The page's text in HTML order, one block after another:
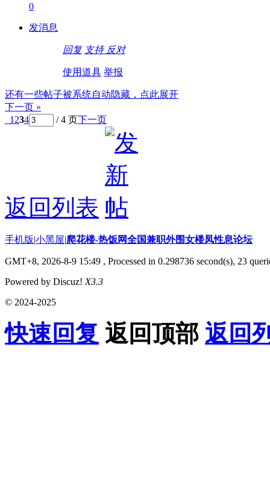
0
发消息
回复 支持 反对
使用道具 举报
还有一些帖子被系统自动隐藏，点此展开
下一页 »
1 234 / 4 页下一页
返回列表
手机版|小黑屋|爬花楼-热饭网全国兼职外围女楼凤性息论坛
GMT+8, 2026-8-9 15:49 , Processed in 0.298736 second(s), 23
Powered by Discuz! X3.3
© 2024-2025
快速回复 返回顶部 返回